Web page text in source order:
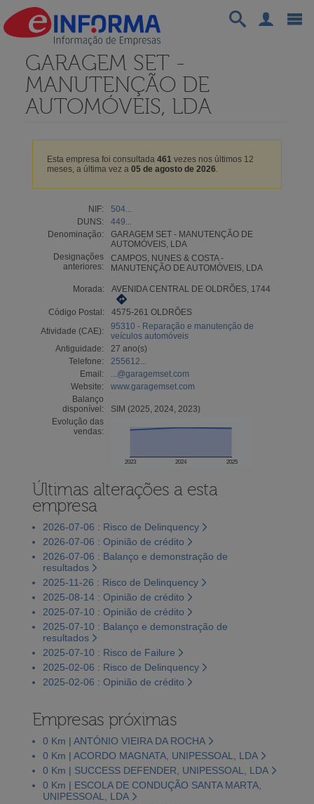
GARAGEM SET -
MANUTENÇÃO DE
AUTOMÓVEIS, LDA
Esta empresa foi consultada 461vezes nos últimos 12
meses, a última vez a 05 de agosto de 2026.
NIF:
504...
DUNS:
449...
Denominação:
GARAGEM SET - MANUTENÇÃO DE
AUTOMÓVEIS, LDA
Designações
anteriores:
CAMPOS, NUNES & COSTA -
MANUTENÇÃO DE AUTOMÓVEIS, LDA
Morada: AVENIDA CENTRAL DE OLDRÕES, 1744
Código Postal:
4575-261 OLDRÕES
Atividade (CAE):
95310 - Reparação e manutenção de
veículos automóveis
Antiguidade:
27 ano(s)
Telefone:
255612...
Email:
...@garagemset.com
Website:
www.garagemset.com
Balanço
disponível:
SIM (2025, 2024, 2023)
Evolução das
vendas:
2023 2024 2025
Últimas alterações a esta
empresa
2026-07-06 : Risco de Delinquency
2026-07-06 : Opinião de crédito
2026-07-06 : Balanço e demonstração de
resultados
2025-11-26 : Risco de Delinquency
2025-08-14 : Opinião de crédito
2025-07-10 : Opinião de crédito
2025-07-10 : Balanço e demonstração de
resultados
2025-07-10 : Risco de Failure
2025-02-06 : Risco de Delinquency
2025-02-06 : Opinião de crédito
Empresas próximas
0 Km | ANTÓNIO VIEIRA DA ROCHA
0 Km | ACORDO MAGNATA, UNIPESSOAL, LDA
0 Km | SUCCESS DEFENDER, UNIPESSOAL, LDA
0 Km | ESCOLA DE CONDUÇÃO SANTA MARTA,
UNIPESSOAL, LDA